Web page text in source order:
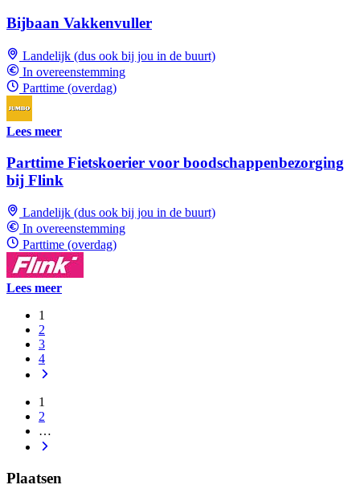
Bijbaan Vakkenvuller
Landelijk (dus ook bij jou in de buurt)
In overeenstemming
Parttime (overdag)
Lees meer
Parttime Fietskoerier voor boodschappenbezorging
bij Flink
Landelijk (dus ook bij jou in de buurt)
In overeenstemming
Parttime (overdag)
Lees meer
1
2
3
4
1
2
…
Plaatsen